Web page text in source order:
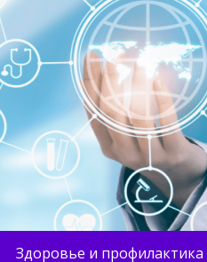
Здоровье и профилактика